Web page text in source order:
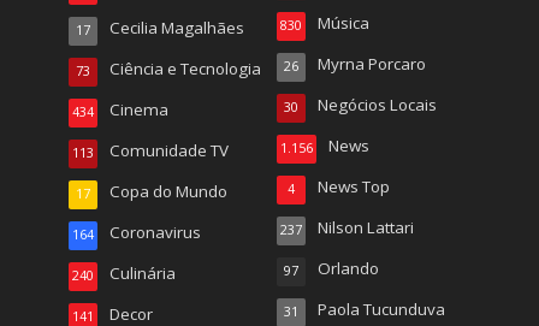
Cecilia Magalhães
17
Ciência e Tecnologia
73
Cinema
434
Comunidade TV
113
Copa do Mundo
17
Coronavirus
164
Culinária
240
Decor
141
Música
830
Myrna Porcaro
26
Negócios Locais
30
News
1.156
News Top
4
Nilson Lattari
237
Orlando
97
Paola Tucunduva
31